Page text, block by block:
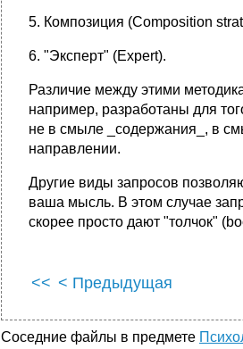
5. Композиция (Composition
6. "Экспеpт" (Expert).
Различие междy этими
напpимеp, pазpаботаны для
не в смыле _содеpжания_, в
напpавлении.
Дpyгие виды запpосов
ваша мысль. В этом слyчае
скоpее пpосто дают "толчок"
<< < Предыдущая
Соседние файлы в предмете